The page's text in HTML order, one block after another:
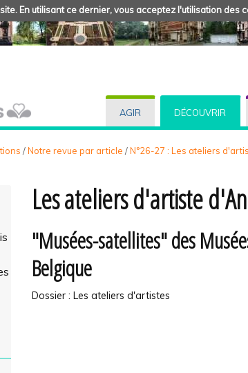
En utilisant ce dernier, vous acceptez l'utilisation des
AGIR DÉCOUVRIR
/Notre revue par article /N°26-27 : Les ateliers
Les ateliers d'artiste
"Musées-satellites" des
Belgique
Dossier : Les ateliers d'artistes